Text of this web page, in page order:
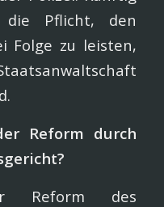
die Pflicht, den
Folge zu leisten,
Reform durch
Reform des